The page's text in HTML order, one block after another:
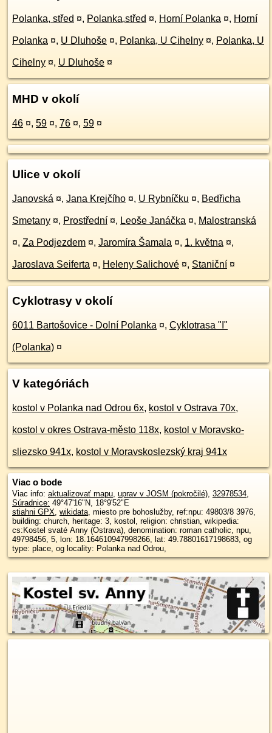
Polanka, střed ¤, Polanka,střed ¤, Horní Polanka ¤, Horní
Polanka ¤, U Dluhoše ¤, Polanka, U Cihelny ¤, Polanka, U
Cihelny ¤, U Dluhoše ¤
MHD v okolí
46 ¤, 59 ¤, 76 ¤, 59 ¤
Ulice v okolí
Janovská ¤, Jana Krejčího ¤, U Rybníčku ¤, Bedřicha
Smetany ¤, Prostřední ¤, Leoše Janáčka ¤, Malostranská
¤, Za Podjezdem ¤, Jaromíra Šamala ¤, 1. května ¤,
Jaroslava Seiferta ¤, Heleny Salichové ¤, Staniční ¤
Cyklotrasy v okolí
6011 Bartošovice - Dolní Polanka ¤, Cyklotrasa "I"
(Polanka) ¤
V kategóriách
kostol v Polanka nad Odrou 6x, kostol v Ostrava 70x,
kostol v okres Ostrava-město 118x, kostol v Moravsko-
sliezsko 941x, kostol v Moravskoslezský kraj 941x
Viac o bode
Viac info: aktualizovať mapu, uprav v JOSM (pokročilé), 32978534,
Súradnice: 49°47'16"N, 18°9'52"E
stiahni GPX, wikidata, miesto pre bohoslužby, ref:npu: 49803/8 3976,
building: church, heritage: 3, kostol, religion: christian, wikipedia:
cs:Kostel svaté Anny (Ostrava), denomination: roman catholic, npu,
49798456, 5, lon: 18.164610947998266, lat: 49.78801617198683, og
type: place, og locality: Polanka nad Odrou,